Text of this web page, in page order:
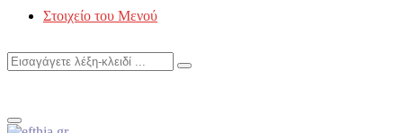
Στοιχείο του Μενού
Search
Search
Primary